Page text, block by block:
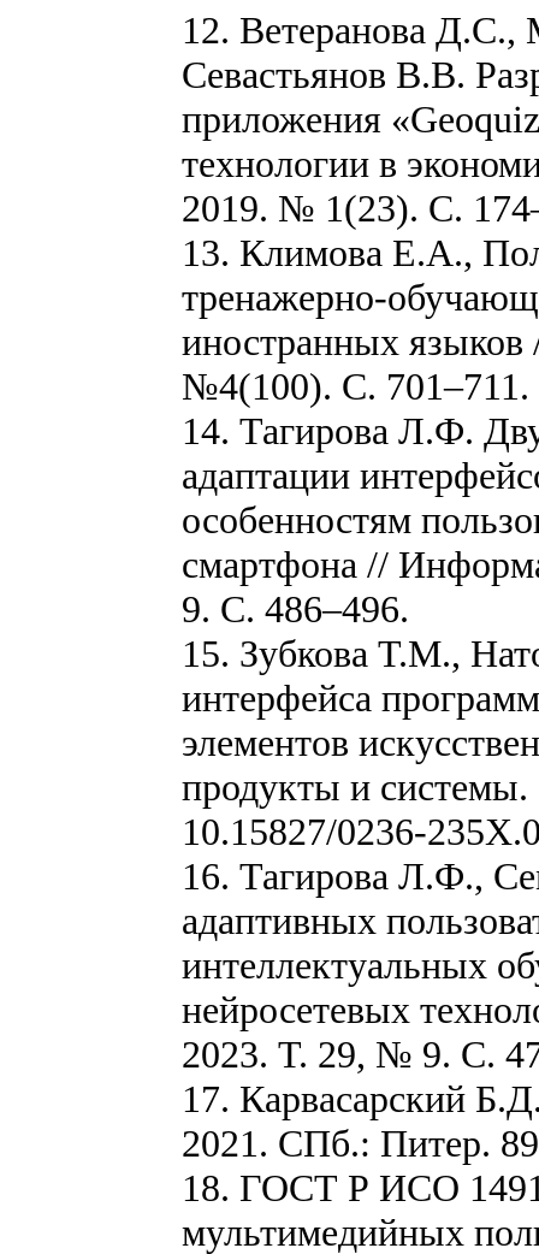
12. Ветеранова
Севастьянов В.В.
приложения
технологии в
2019. № 1(23). С.
13. Климова Е.А.,
тренажерно-
иностранных
№4(100). С. 701–711.
14. Тагирова Л.Ф.
адаптации
особенностям
смартфона //
9. С. 486–496.
15. Зубкова Т.М.,
интерфейса
элементов
продукты и
10.15827/0236-
16. Тагирова Л.Ф.,
адаптивных
интеллектуальных
нейросетевых
2023. Т. 29, № 9. C.
17. Карвасарский
2021. СПб.: Питер.
18. ГОСТ Р ИСО
мультимедийных